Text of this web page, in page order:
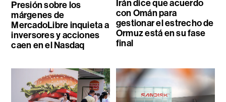
Presión sobre los
márgenes de
MercadoLibre inquieta a
inversores y acciones
caen en el Nasdaq
Irán dice que acuerdo
con Omán para
gestionar el estrecho de
Ormuz está en su fase
final